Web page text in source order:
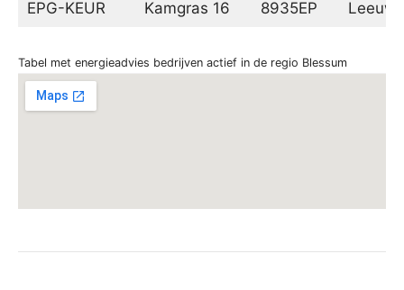
EPG-KEUR Kamgras 16 8935EP
Tabel met energieadvies bedrijven actief in de regio Blessum